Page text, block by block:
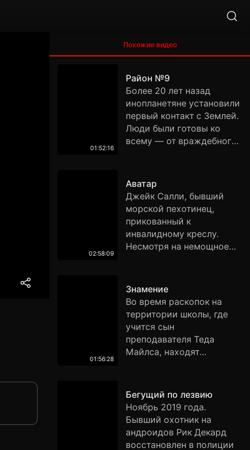
Похожие видео
01:52:16
Район №9
Более 20 лет назад
инопланетяне установили
первый контакт с Землей.
Люди были готовы ко
всему — от враждебного
технологического
прорыва. Ни того, ни
другого не произошло.
Пришельцы оказались
беженцами со своей
собственной планеты, и
пока мировое
них был организован
временный лагерь в
южноафриканском
Районе № 9.
02:58:09
Аватар
Джейк Салли, бывший
морской пехотинец,
прикованный к
инвалидному креслу.
Несмотря на немощное
воином. Он получает
задание совершить
путешествие в несколько
световых лет к базе
землян на планете
Пандора, где корпорации
добывают редкий
выхода Земли из
энергетического кризиса.
01:56:28
Знамение
Во время раскопок на
территории школы, где
учится сын
преподавателя Теда
Майлса, находят
предсказания,
находящиеся в капсуле,
действительно сбылись, и
это заставляет учителя
поверить в то, что к концу
Бегущий по лезвию
Ноябрь 2019 года.
Бывший охотник на
андроидов Рик Декард
восстановлен в полиции